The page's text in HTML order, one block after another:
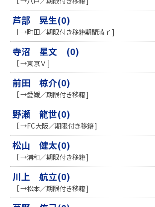
芦部 晃生(0)
［ →町田／期限付き移籍期間満了 ]
寺沼 星文 (0)
［ →東京Ｖ ]
前田 椋介(0)
［ →愛媛／期限付き移籍 ]
野瀬 龍世(0)
［ →FC大阪／期限付き移籍 ]
松山 健太(0)
［ →浦和／期限付き移籍 ]
川上 航立(0)
［ →松本／期限付き移籍 ]